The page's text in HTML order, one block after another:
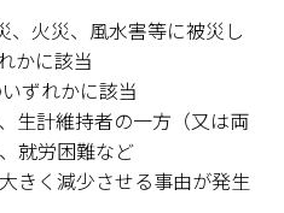
ー
ー
ンター
災、風水害等に被災し
かに該当
かに該当
持者の一方（又は両
就労困難など
少させる事由が発生